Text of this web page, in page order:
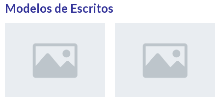
Modelos de Escritos